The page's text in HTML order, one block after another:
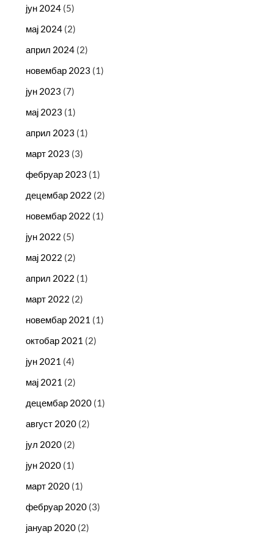
јун 2024 (5)
мај 2024 (2)
април 2024 (2)
новембар 2023 (1)
јун 2023 (7)
мај 2023 (1)
април 2023 (1)
март 2023 (3)
фебруар 2023 (1)
децембар 2022 (2)
новембар 2022 (1)
јун 2022 (5)
мај 2022 (2)
април 2022 (1)
март 2022 (2)
новембар 2021 (1)
октобар 2021 (2)
јун 2021 (4)
мај 2021 (2)
децембар 2020 (1)
август 2020 (2)
јул 2020 (2)
јун 2020 (1)
март 2020 (1)
фебруар 2020 (3)
јануар 2020 (2)